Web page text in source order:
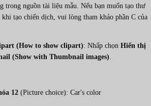
trong nguồn tài liệu mẫu. Nếu bạn muốn tạo thư
tạo chiến dịch, vui lòng tham khảo phần C của
(How to show clipart): Nhấp chọn Hiển thị
(Show with Thumbnail images).
12 (Picture choice): Car's color